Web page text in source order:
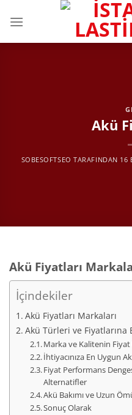
atla
Akü
SOBESOFTSEO TARAFINDAN 16
Akü Fiyatları
İçindekiler
Akü Fiyatları Markaları
Akü Türleri ve Fiyatlarına
Marka ve Kalitenin
İhtiyacınıza En Uygun
Fiyat Performans
Alternatifler
Akü Bakımı ve Uzun
Sonuç Olarak